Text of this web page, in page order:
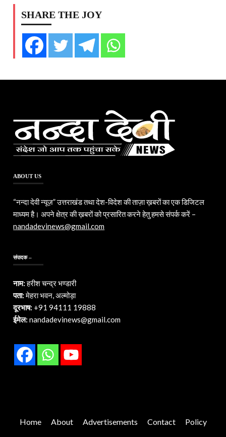
SHARE THE JOY
ABOUT US
“नन्दा देवी न्यूज़” उत्तराखंड तथा देश-विदेश की ताज़ा ख़बरों का एक डिजिटल
माध्यम है। अपने क्षेत्र की ख़बरों को प्रसारित करने हेतु हमसे संपर्क करें –
nandadevinews@gmail.com
संपादक –
नाम:हरीश चन्द्र भण्डारी
पता:मेहरा भवन, अल्मोड़ा
दूरभाष: +91 94111 19888
ईमेल:nandadevinews@gmail.com
Home About Advertisements Contact Policy